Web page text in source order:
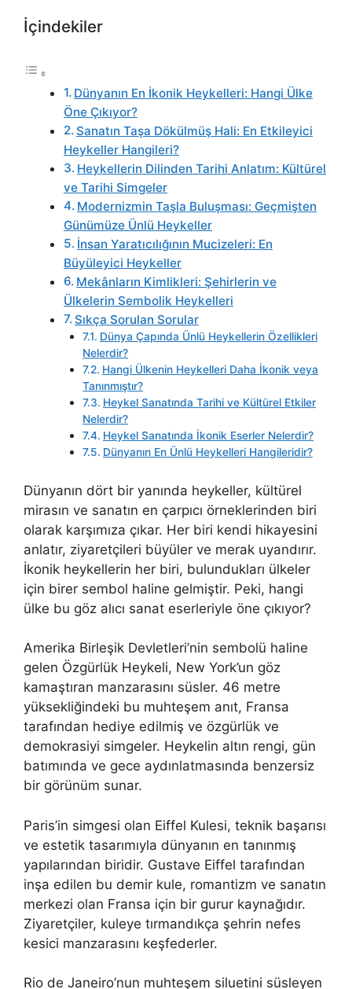
İçindekiler
Dünyanın En İkonik Heykelleri: Hangi Ülke
Öne Çıkıyor?
Sanatın Taşa Dökülmüş Hali: En Etkileyici
Heykeller Hangileri?
Heykellerin Dilinden Tarihi Anlatım: Kültürel
ve Tarihi Simgeler
Modernizmin Taşla Buluşması: Geçmişten
Günümüze Ünlü Heykeller
İnsan Yaratıcılığının Mucizeleri: En
Büyüleyici Heykeller
Mekânların Kimlikleri: Şehirlerin ve
Ülkelerin Sembolik Heykelleri
Sıkça Sorulan Sorular
Dünya Çapında Ünlü Heykellerin Özellikleri
Nelerdir?
Hangi Ülkenin Heykelleri Daha İkonik veya
Tanınmıştır?
Heykel Sanatında Tarihi ve Kültürel Etkiler
Nelerdir?
Heykel Sanatında İkonik Eserler Nelerdir?
Dünyanın En Ünlü Heykelleri Hangileridir?
Dünyanın dört bir yanında heykeller, kültürel
mirasın ve sanatın en çarpıcı örneklerinden biri
olarak karşımıza çıkar. Her biri kendi hikayesini
anlatır, ziyaretçileri büyüler ve merak uyandırır.
İkonik heykellerin her biri, bulundukları ülkeler
için birer sembol haline gelmiştir. Peki, hangi
ülke bu göz alıcı sanat eserleriyle öne çıkıyor?
Amerika Birleşik Devletleri’nin sembolü haline
gelen Özgürlük Heykeli, New York’un göz
kamaştıran manzarasını süsler. 46 metre
yüksekliğindeki bu muhteşem anıt, Fransa
tarafından hediye edilmiş ve özgürlük ve
demokrasiyi simgeler. Heykelin altın rengi, gün
batımında ve gece aydınlatmasında benzersiz
bir görünüm sunar.
Paris’in simgesi olan Eiffel Kulesi, teknik başarısı
ve estetik tasarımıyla dünyanın en tanınmış
yapılarından biridir. Gustave Eiffel tarafından
inşa edilen bu demir kule, romantizm ve sanatın
merkezi olan Fransa için bir gurur kaynağıdır.
Ziyaretçiler, kuleye tırmandıkça şehrin nefes
kesici manzarasını keşfederler.
Rio de Janeiro’nun muhteşem siluetini süsleyen